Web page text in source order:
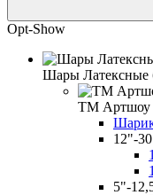
Opt-Show
Шары Латексные
ТМ Артшоу
12"-
5"-